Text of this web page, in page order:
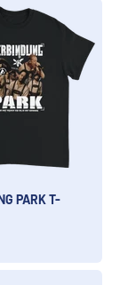
PARK T-